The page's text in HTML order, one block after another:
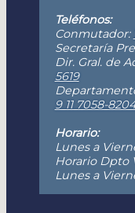
Teléfonos:
Conmutador:
Secretaría
Dir. Gral. de
5619
9 11 7058-
Horario:
Lunes a
Horario Dpto
Lunes a